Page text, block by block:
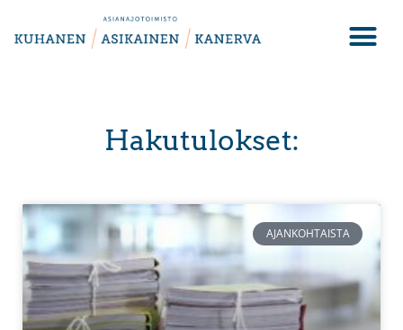
Hakutulokset:
AJANKOHTAISTA